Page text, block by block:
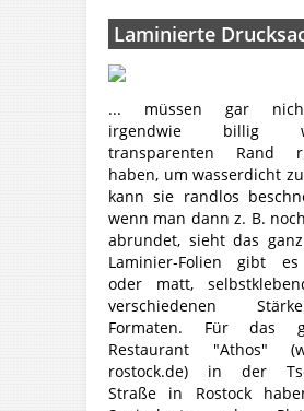
Laminierte
... müssen gar
irgendwie billig
transparenten Rand
haben, um wasserdicht
kann sie randlos
wenn man dann z. B.
abrundet, sieht das
Laminier-Folien gibt
oder matt,
verschiedenen
Formaten. Für das
Restaurant "Athos"
rostock.de) in der
Straße in Rostock